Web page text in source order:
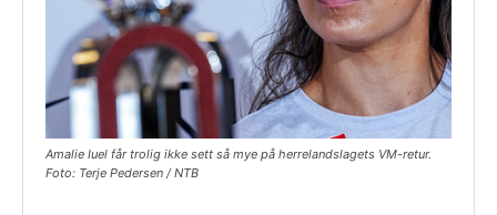
Amalie Iuel får trolig ikke sett så mye på herrelandslagets VM-retur.
Foto: Terje Pedersen / NTB